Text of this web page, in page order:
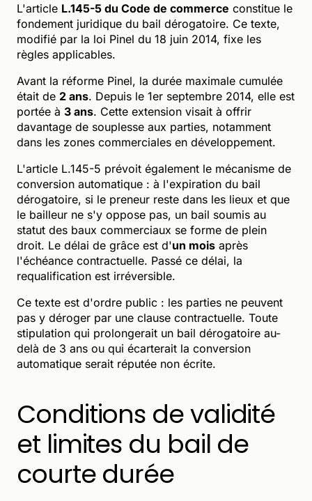
L'article L.145-5 du Code de commerce constitue le
fondement juridique du bail dérogatoire. Ce texte,
modifié par la loi Pinel du 18 juin 2014, fixe les
règles applicables.
Avant la réforme Pinel, la durée maximale cumulée
était de 2 ans. Depuis le 1er septembre 2014, elle est
portée à 3 ans. Cette extension visait à offrir
davantage de souplesse aux parties, notamment
dans les zones commerciales en développement.
L'article L.145-5 prévoit également le mécanisme de
conversion automatique : à l'expiration du bail
dérogatoire, si le preneur reste dans les lieux et que
le bailleur ne s'y oppose pas, un bail soumis au
statut des baux commerciaux se forme de plein
droit. Le délai de grâce est d'un mois après
l'échéance contractuelle. Passé ce délai, la
requalification est irréversible.
Ce texte est d'ordre public : les parties ne peuvent
pas y déroger par une clause contractuelle. Toute
stipulation qui prolongerait un bail dérogatoire au-
delà de 3 ans ou qui écarterait la conversion
automatique serait réputée non écrite.
Conditions de validité
et limites du bail de
courte durée